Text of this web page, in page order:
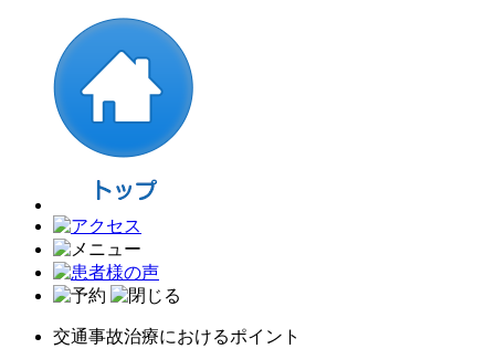
交通事故治療におけるポイント